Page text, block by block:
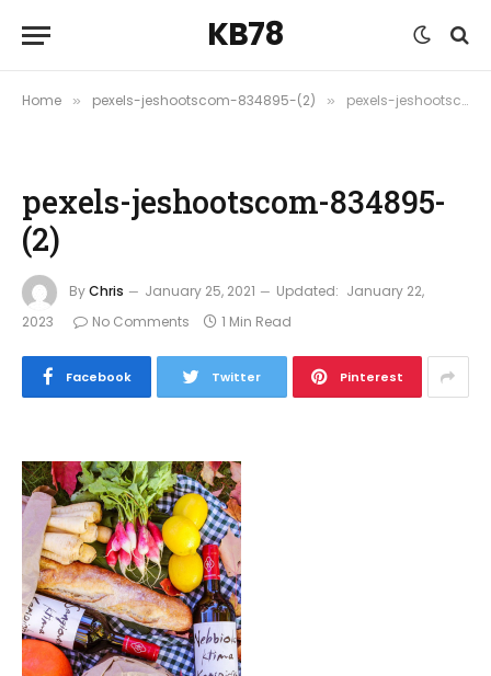
KB78
Home » pexels-jeshootscom-834895-(2) » pexels-jeshootscom-834895-(2)
pexels-jeshootscom-834895-
(2)
ByChris January 25, 2021 Updated: January 22,
2023
No Comments 1 Min Read
Facebook Twitter Pinterest